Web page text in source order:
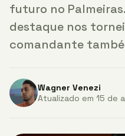
futuro no
destaque nos
comandante
Wagner Venezi
Atualizado em 15 de